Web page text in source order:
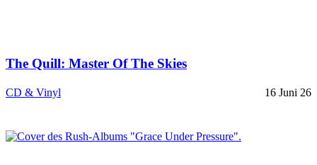
The Quill: Master Of The Skies
CD & Vinyl 16 Juni 26